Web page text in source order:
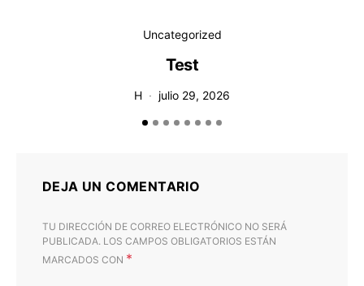
Uncategorized
Test
H julio 29, 2026
DEJA UN COMENTARIO
TU DIRECCIÓN DE CORREO ELECTRÓNICO NO SERÁ
PUBLICADA. LOS CAMPOS OBLIGATORIOS ESTÁN
MARCADOS CON *